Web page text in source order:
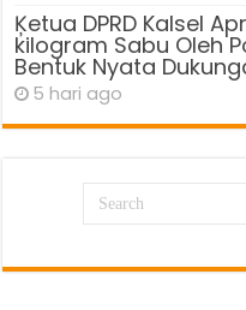
Ķetua DPRD Kalsel
kilogram Sabu Oleh
Bentuk Nyata
5 hari ago